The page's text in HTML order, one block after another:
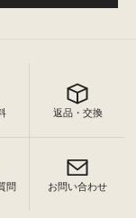
返品・交換
問 お問い合わせ